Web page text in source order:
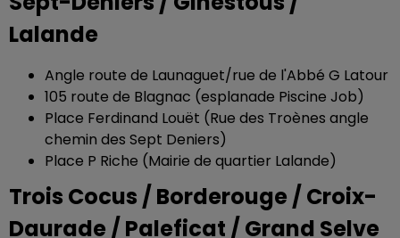
Lalande
Angle route de Launaguet/rue de l'Abbé G Latour
105 route de Blagnac (esplanade Piscine Job)
Place Ferdinand Louët (Rue des Troènes angle
chemin des Sept Deniers)
Place P Riche (Mairie de quartier Lalande)
Trois Cocus / Borderouge / Croix-
Daurade / Paleficat / Grand Selve